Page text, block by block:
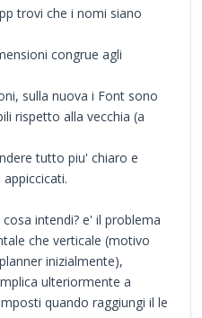
trovi che i nomi siano
congrue agli
sulla nuova i Font sono
rispetto alla vecchia (a
tutto piu' chiaro e
intendi? e' il problema
che verticale (motivo
inizialmente),
ulteriormente a
quando raggiungi il le